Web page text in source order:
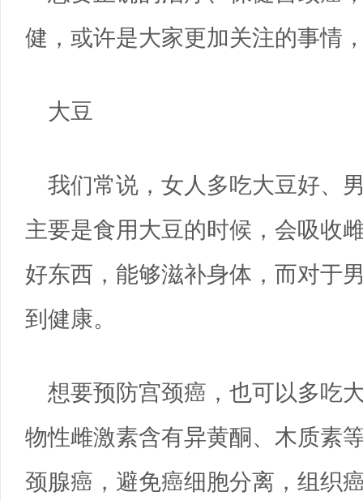
健，或许是大家更加关注的事情
大豆
我们常说，女人多吃大豆好、
主要是食用大豆的时候，会吸收
好东西，能够滋补身体，而对于
到健康。
想要预防宫颈癌，也可以多吃
物性雌激素含有异黄酮、木质素
颈腺癌，避免癌细胞分离，组织